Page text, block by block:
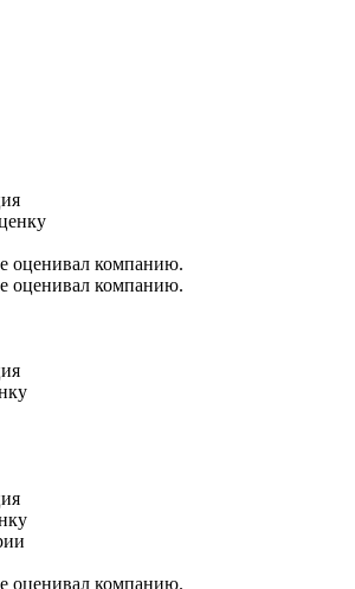
оценивал компанию.
оценивал компанию.
оценивал компанию.